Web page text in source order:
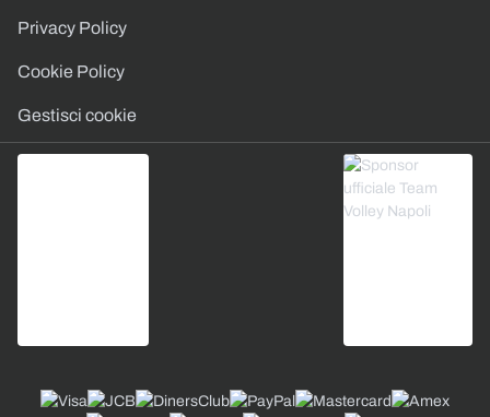
Privacy Policy
Cookie Policy
Gestisci cookie